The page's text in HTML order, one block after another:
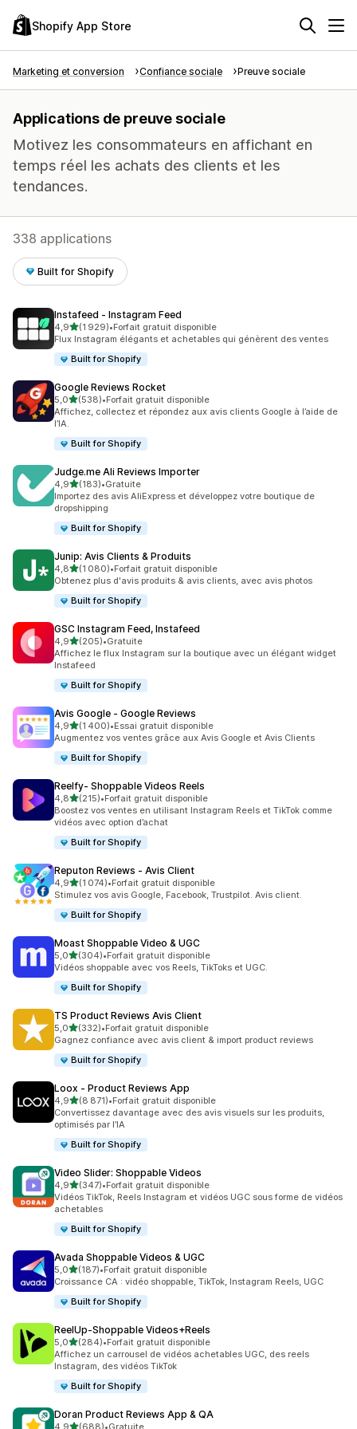
Shopify App Store
Marketing et conversion Confiance sociale Preuve sociale
Applications de preuve sociale
Motivez les consommateurs en affichant en
temps réel les achats des clients et les
tendances.
338 applications
Built for Shopify
Instafeed ‑ Instagram Feed
4,9étoile(s) sur 5
(1 929)
1929 avis au total
•Forfait gratuit disponible
Flux Instagram élégants et achetables qui génèrent des ventes
Built for Shopify
Google Reviews Rocket
5,0étoile(s) sur 5
(538)
538 avis au total
•Forfait gratuit disponible
Affichez, collectez et répondez aux avis clients Google à l’aide de
l’IA.
Built for Shopify
Judge.me Ali Reviews Importer
4,9étoile(s) sur 5
(183)
183 avis au total
•Gratuite
Importez des avis AliExpress et développez votre boutique de
dropshipping
Built for Shopify
Junip: Avis Clients & Produits
4,8étoile(s) sur 5
(1 080)
1080 avis au total
•Forfait gratuit disponible
Obtenez plus d'avis produits & avis clients, avec avis photos
Built for Shopify
GSC Instagram Feed, Instafeed
4,9étoile(s) sur 5
(205)
205 avis au total
•Gratuite
Affichez le flux Instagram sur la boutique avec un élégant widget
Instafeed
Built for Shopify
Avis Google ‑ Google Reviews
4,9étoile(s) sur 5
(1 400)
1400 avis au total
•Essai gratuit disponible
Augmentez vos ventes grâce aux Avis Google et Avis Clients
Built for Shopify
Reelfy‑ Shoppable Videos Reels
4,8étoile(s) sur 5
(215)
215 avis au total
•Forfait gratuit disponible
Boostez vos ventes en utilisant Instagram Reels et TikTok comme
vidéos avec option d’achat
Built for Shopify
Reputon Reviews ‑ Avis Client
4,9étoile(s) sur 5
(1 074)
1074 avis au total
•Forfait gratuit disponible
Stimulez vos avis Google, Facebook, Trustpilot. Avis client.
Built for Shopify
Moast Shoppable Video & UGC
5,0étoile(s) sur 5
(304)
304 avis au total
•Forfait gratuit disponible
Vidéos shoppable avec vos Reels, TikToks et UGC.
Built for Shopify
TS Product Reviews Avis Client
5,0étoile(s) sur 5
(332)
332 avis au total
•Forfait gratuit disponible
Gagnez confiance avec avis client & import product reviews
Built for Shopify
Loox ‑ Product Reviews App
4,9étoile(s) sur 5
(8 871)
8871 avis au total
•Forfait gratuit disponible
Convertissez davantage avec des avis visuels sur les produits,
optimisés par l’IA
Built for Shopify
Video Slider: Shoppable Videos
4,9étoile(s) sur 5
(347)
347 avis au total
•Forfait gratuit disponible
Vidéos TikTok, Reels Instagram et vidéos UGC sous forme de vidéos
achetables
Built for Shopify
Avada Shoppable Videos & UGC
5,0étoile(s) sur 5
(187)
187 avis au total
•Forfait gratuit disponible
Croissance CA : vidéo shoppable, TikTok, Instagram Reels, UGC
Built for Shopify
ReelUp‑Shoppable Videos+Reels
5,0étoile(s) sur 5
(284)
284 avis au total
•Forfait gratuit disponible
Affichez un carrousel de vidéos achetables UGC, des reels
Instagram, des vidéos TikTok
Built for Shopify
Doran Product Reviews App & QA
4,9étoile(s) sur 5
(688)•Gratuite